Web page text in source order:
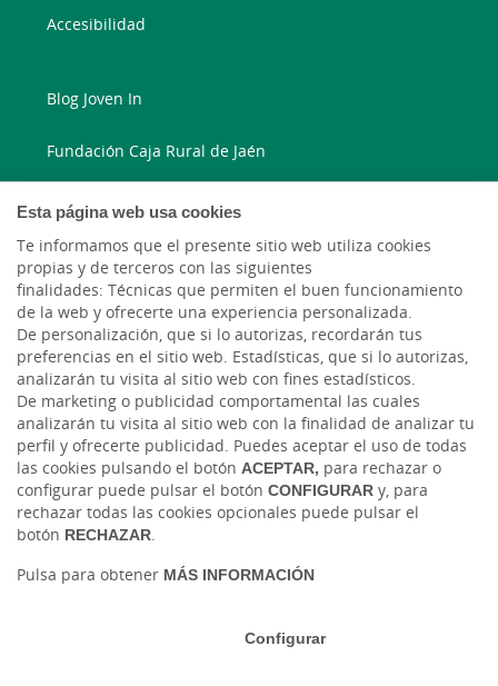
Esta página web usa cookies
Te informamos que el presente sitio web utiliza cookies
propias y de terceros con las siguientes
finalidades: Técnicas que permiten el buen funcionamiento
de la web y ofrecerte una experiencia personalizada.
De personalización, que si lo autorizas, recordarán tus
preferencias en el sitio web. Estadísticas, que si lo autorizas,
analizarán tu visita al sitio web con fines estadísticos.
De marketing o publicidad comportamental las cuales
analizarán tu visita al sitio web con la finalidad de analizar tu
perfil y ofrecerte publicidad. Puedes aceptar el uso de todas
las cookies pulsando el botón ACEPTAR, para rechazar o
configurar puede pulsar el botón CONFIGURAR y, para
rechazar todas las cookies opcionales puede pulsar el
botón RECHAZAR.
Pulsa para obtener MÁS INFORMACIÓN
Configurar
Accesibilidad
Blog Joven In
Fundación Caja Rural de Jaén
Blog Ruralvía
LinkedIn
Instagram
Facebook
Blog Caja Rural Jaén
Protección de datos